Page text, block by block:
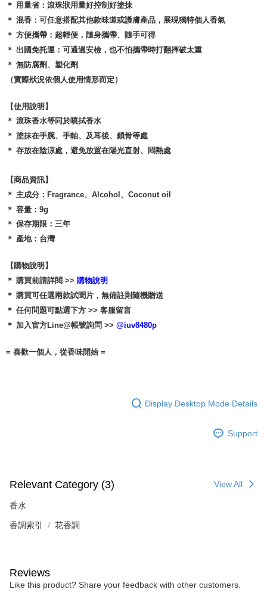
＊ 用量省：滾珠狀用量好控制好塗抹
＊ 混香：可任意搭配其他款味道或護膚產品，展現獨特個人香氣
＊ 方便攜帶：超輕便，隨身攜帶、隨手可得
＊ 出國免托運：可通過安檢，也不怕攜帶時打翻摔破太重
＊ 無防腐劑、塑化劑
（實際狀況依個人使用情形而定）
【使用說明】
＊ 滾珠香水等同於噴拭香水
＊ 塗抹在手腕、手軸、及耳後、鎖骨等處
＊ 存放在陰涼處，避免放置在陽光直射、悶熱處
【商品資訊】
＊ 主成分：Fragrance、Alcohol、Coconut oil
＊ 容量：9g
＊ 保存期限：三年
＊ 產地：台灣
【購物說明】
＊ 購買前請詳閱 >> 購物說明
＊ 購買可任選兩款試聞片，無備註則隨機贈送
＊ 任何問題可點選下方 >> 客服留言
＊ 加入官方Line@帳號詢問 >> @iuv8480p
= 喜歡一個人，從香味開始 =
Display Desktop Mode Details
Support
Relevant Category (3) View All
香水
香調索引 花香調
Reviews
Like this product? Share your feedback with other customers.